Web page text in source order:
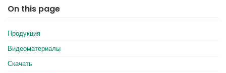
On this page
Продукция
Видеоматериалы
Скачать